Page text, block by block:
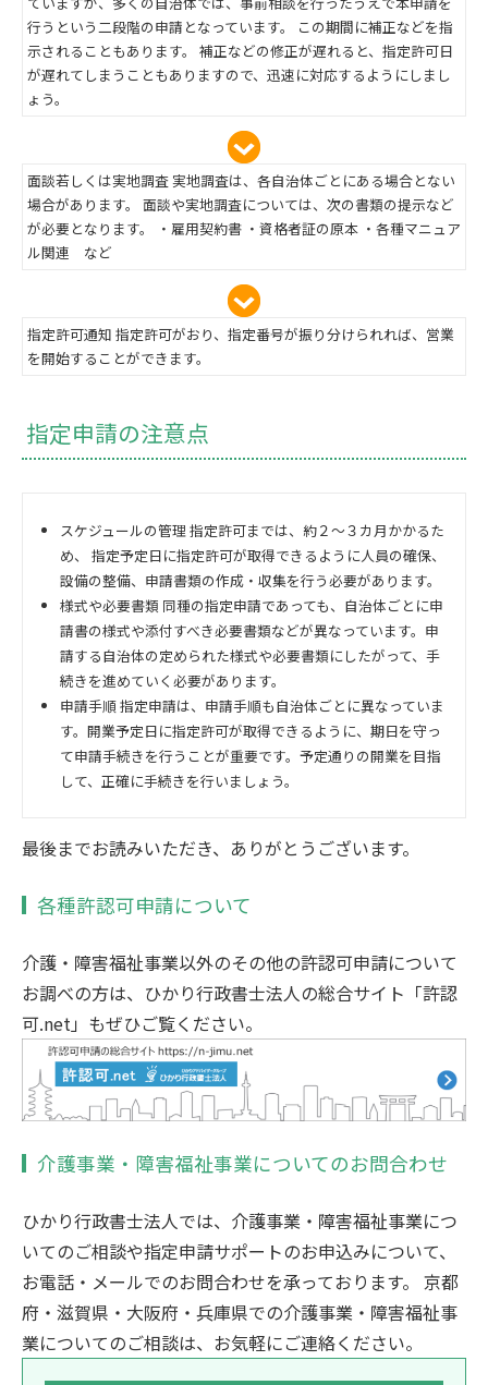
行うという二段階の申請となっています。 この期間に補正などを指
示されることもあります。 補正などの修正が遅れると、指定許可日
が遅れてしまうこともありますので、迅速に対応するようにしまし
ょう。
面談若しくは実地調査 実地調査は、各自治体ごとにある場合とない
場合があります。 面談や実地調査については、次の書類の提示など
が必要となります。 ・雇用契約書 ・資格者証の原本 ・各種マニュア
ル関連 など
指定許可通知 指定許可がおり、指定番号が振り分けられれば、営業
を開始することができます。
指定申請の注意点
スケジュールの管理 指定許可までは、約２～３カ月かかるた
め、 指定予定日に指定許可が取得できるように人員の確保、
設備の整備、申請書類の作成・収集を行う必要があります。
様式や必要書類 同種の指定申請であっても、自治体ごとに申
請書の様式や添付すべき必要書類などが異なっています。申
請する自治体の定められた様式や必要書類にしたがって、手
続きを進めていく必要があります。
申請手順 指定申請は、申請手順も自治体ごとに異なっていま
す。開業予定日に指定許可が取得できるように、期日を守っ
て申請手続きを行うことが重要です。予定通りの開業を目指
して、正確に手続きを行いましょう。
最後までお読みいただき、ありがとうございます。
各種許認可申請について
介護・障害福祉事業以外のその他の許認可申請について
お調べの方は、ひかり行政書士法人の総合サイト「許認
可.net」もぜひご覧ください。
介護事業・障害福祉事業についてのお問合わせ
ひかり行政書士法人では、介護事業・障害福祉事業につ
いてのご相談や指定申請サポートのお申込みについて、
お電話・メールでのお問合わせを承っております。 京都
府・滋賀県・大阪府・兵庫県での介護事業・障害福祉事
業についてのご相談は、お気軽にご連絡ください。